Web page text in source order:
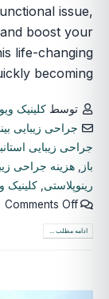
issue,
boost your
life-changing
becoming...
توسطکلینیک
جراحی زیبایی
جراحی زیبایی
باز , هزینه جراحی
رینوپلاستی, کلینیک
Comments Off
ادامه مطلب ...